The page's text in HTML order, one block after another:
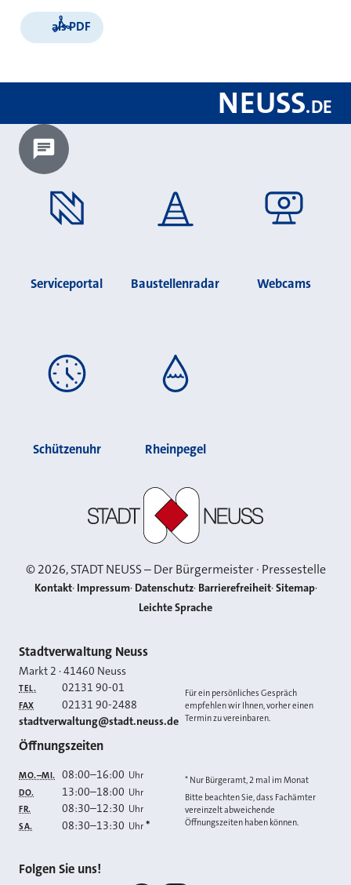
als PDF
NEUSS.DE
Chatbot laden?
Serviceportal Baustellenradar Webcams
Schützenuhr Rheinpegel
©2026, STADT NEUSS – Der Bürgermeister · Pressestelle
Kontakt Impressum Datenschutz Barrierefreiheit Sitemap
Leichte Sprache
Kontakt
Stadtverwaltung Neuss
Markt 2 ·41460 Neuss
TEL. 02131 90-01
FAX 02131 90-2488
E-MAIL
stadtverwaltung@stadt.neuss.de
Für ein persönliches Gespräch
empfehlen wir Ihnen, vorher einen
Termin zu vereinbaren.
Öffnungszeiten
MO.–MI. 08:00–16:00 Uhr
DO. 13:00–18:00 Uhr
FR. 08:30–12:30 Uhr
SA. 08:30–13:30 Uhr *
* Nur Bürgeramt, 2 mal im Monat
Bitte beachten Sie, dass Fachämter
vereinzelt abweichende
Öffnungszeiten haben können.
Folgen Sie uns!